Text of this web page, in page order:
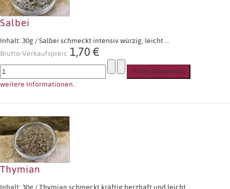
Salbei
Inhalt: 30g / Salbei schmeckt intensiv würzig, leicht ...
Brutto-Verkaufspreis:1,70 €
weitere Informationen..
Thymian